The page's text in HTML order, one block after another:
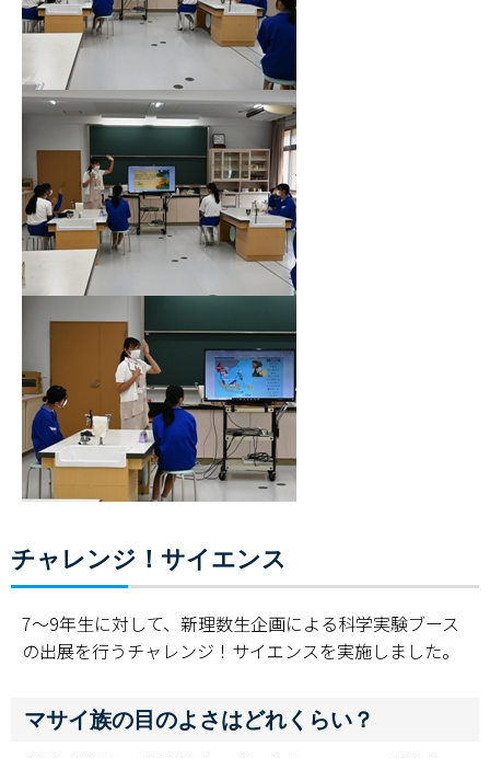
チャレンジ！サイエンス
7～9年生に対して、新理数生企画による科学実験ブース
の出展を行うチャレンジ！サイエンスを実施しました。
マサイ族の目のよさはどれくらい？